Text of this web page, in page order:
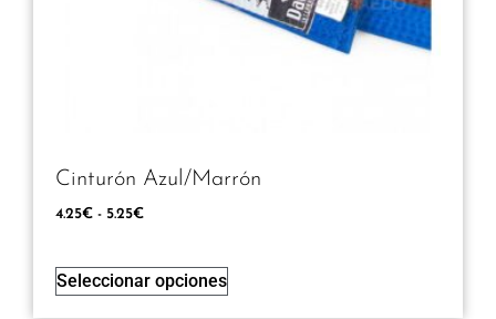
Cinturón Azul/Marrón
4.25€ - 5.25€
Seleccionar opciones